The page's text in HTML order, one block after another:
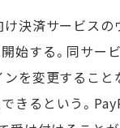
決済サービスの
始する。同サー
を変更すること
きるという。